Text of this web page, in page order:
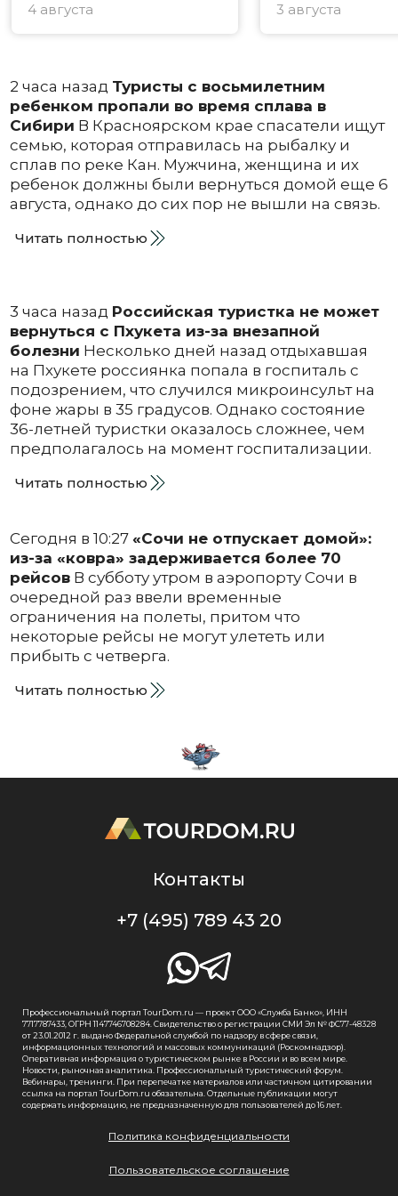
4 августа 3 августа
2 часа назад Туристы с восьмилетним
ребенком пропали во время сплава в
Сибири В Красноярском крае спасатели ищут
семью, которая отправилась на рыбалку и
сплав по реке Кан. Мужчина, женщина и их
ребенок должны были вернуться домой еще 6
августа, однако до сих пор не вышли на связь.
Читать полностью
3 часа назад Российская туристка не может
вернуться с Пхукета из-за внезапной
болезни Несколько дней назад отдыхавшая
на Пхукете россиянка попала в госпиталь с
подозрением, что случился микроинсульт на
фоне жары в 35 градусов. Однако состояние
36-летней туристки оказалось сложнее, чем
предполагалось на момент госпитализации.
Читать полностью
Сегодня в 10:27 «Сочи не отпускает домой»:
из-за «ковра» задерживается более 70
рейсовВ субботу утром в аэропорту Сочи в
очередной раз ввели временные
ограничения на полеты, притом что
некоторые рейсы не могут улететь или
прибыть с четверга.
Читать полностью
Контакты
+7 (495) 789 43 20
Профессиональный портал TourDom.ru — проект ООО «Служба Банко», ИНН
7717787433, ОГРН 1147746708284. Свидетельство о регистрации СМИ Эл № ФС77-48328
от 23.01.2012 г. выдано Федеральной службой по надзору в сфере связи,
информационных технологий и массовых коммуникаций (Роскомнадзор).
Оперативная информация о туристическом рынке в России и во всем мире.
Новости, рыночная аналитика. Профессиональный туристический форум.
Вебинары, тренинги. При перепечатке материалов или частичном цитировании
ссылка на портал TourDom.ru обязательна. Отдельные публикации могут
содержать информацию, не предназначенную для пользователей до 16 лет.
Политика конфиденциальности
Пользовательское соглашение